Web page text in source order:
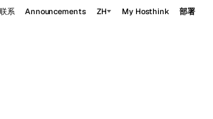
联系 Announcements ZH My Hosthink 部署